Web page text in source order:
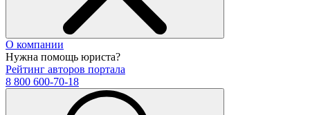
О компании
Нужна помощь юриста?
Рейтинг авторов портала
8 800 600-70-18